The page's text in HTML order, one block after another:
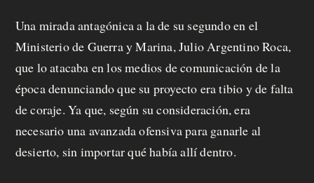
Una mirada antagónica a la de su segundo en el
Ministerio de Guerra y Marina, Julio Argentino Roca,
que lo atacaba en los medios de comunicación de la
época denunciando que su proyecto era tibio y de falta
de coraje. Ya que, según su consideración, era
necesario una avanzada ofensiva para ganarle al
desierto, sin importar qué había allí dentro.